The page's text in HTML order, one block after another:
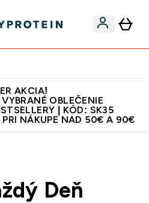
AKCIA!
OBLEČENIE
| KÓD: SK35
NÁKUPE NAD 50€ A 90€
Deň